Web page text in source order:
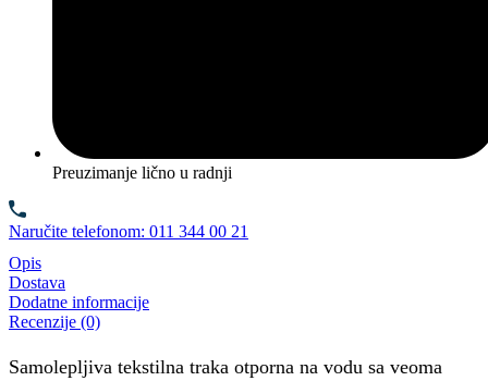
Preuzimanje lično u radnji
Naručite telefonom: 011 344 00 21
Opis
Dostava
Dodatne informacije
Recenzije (0)
Samolepljiva tekstilna traka otporna na vodu sa veoma